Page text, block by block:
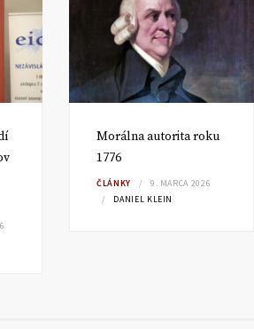
Morálna autorita roku
1776
ČLÁNKY
9. MARCA 2026
DANIEL KLEIN